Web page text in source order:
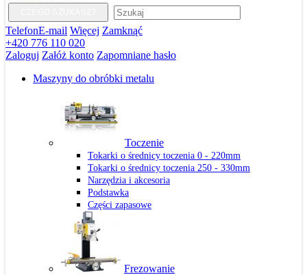
TelefonE-mail Więcej Zamknąć
+420 776 110 020
Zaloguj Załóż konto Zapomniane hasło
Maszyny do obróbki metalu
Toczenie
Tokarki o średnicy toczenia 0 - 220mm
Tokarki o średnicy toczenia 250 - 330mm
Narzędzia i akcesoria
Podstawka
Części zapasowe
Frezowanie